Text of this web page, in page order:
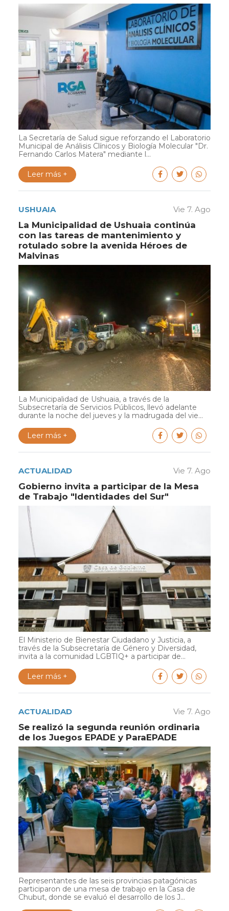
La Secretaría de Salud sigue reforzando el Laboratorio
Municipal de Análisis Clínicos y Biología Molecular "Dr.
Fernando Carlos Matera" mediante l...
Leer más +
USHUAIA Vie 7. Ago
La Municipalidad de Ushuaia continúa
con las tareas de mantenimiento y
rotulado sobre la avenida Héroes de
Malvinas
La Municipalidad de Ushuaia, a través de la
Subsecretaría de Servicios Públicos, llevó adelante
durante la noche del jueves y la madrugada del vie...
Leer más +
ACTUALIDAD Vie 7. Ago
Gobierno invita a participar de la Mesa
de Trabajo "Identidades del Sur"
El Ministerio de Bienestar Ciudadano y Justicia, a
través de la Subsecretaría de Género y Diversidad,
invita a la comunidad LGBTIQ+ a participar de...
Leer más +
ACTUALIDAD Vie 7. Ago
Se realizó la segunda reunión ordinaria
de los Juegos EPADE y ParaEPADE
Representantes de las seis provincias patagónicas
participaron de una mesa de trabajo en la Casa de
Chubut, donde se evaluó el desarrollo de los J...